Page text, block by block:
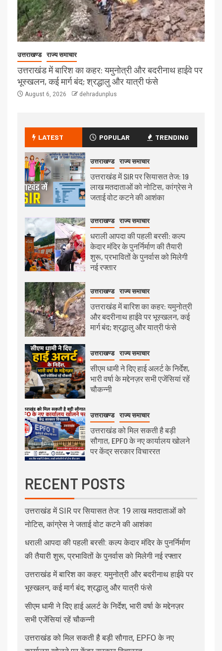
उत्तराखण्ड राज्य समाचार
उत्तराखंड में बारिश का कहर: यमुनोत्री और बदरीनाथ हाईवे पर
भूस्खलन, कई मार्ग बंद; श्रद्धालु और यात्री फंसे
August 6, 2026 dehradunplus
LATEST POPULAR TRENDING
उत्तराखण्ड राज्य समाचार
उत्तराखंड में SIR पर सियासत तेज: 19
लाख मतदाताओं को नोटिस, कांग्रेस ने
जताई वोट कटने की आशंका
उत्तराखण्ड राज्य समाचार
धराली आपदा की पहली बरसी: कल्प
केदार मंदिर के पुनर्निर्माण की तैयारी
शुरू, प्रभावितों के पुनर्वास को मिलेगी
नई रफ्तार
उत्तराखण्ड राज्य समाचार
उत्तराखंड में बारिश का कहर: यमुनोत्री
और बदरीनाथ हाईवे पर भूस्खलन, कई
मार्ग बंद; श्रद्धालु और यात्री फंसे
उत्तराखण्ड राज्य समाचार
सीएम धामी ने दिए हाई अलर्ट के निर्देश,
भारी वर्षा के मद्देनज़र सभी एजेंसियां रहें
चौकन्नी
उत्तराखण्ड राज्य समाचार
उत्तराखंड को मिल सकती है बड़ी
सौगात, EPFO के नए कार्यालय खोलने
पर केंद्र सरकार विचाररत
RECENT POSTS
उत्तराखंड में SIR पर सियासत तेज: 19 लाख मतदाताओं को
नोटिस, कांग्रेस ने जताई वोट कटने की आशंका
धराली आपदा की पहली बरसी: कल्प केदार मंदिर के पुनर्निर्माण
की तैयारी शुरू, प्रभावितों के पुनर्वास को मिलेगी नई रफ्तार
उत्तराखंड में बारिश का कहर: यमुनोत्री और बदरीनाथ हाईवे पर
भूस्खलन, कई मार्ग बंद; श्रद्धालु और यात्री फंसे
सीएम धामी ने दिए हाई अलर्ट के निर्देश, भारी वर्षा के मद्देनज़र
सभी एजेंसियां रहें चौकन्नी
उत्तराखंड को मिल सकती है बड़ी सौगात, EPFO के नए